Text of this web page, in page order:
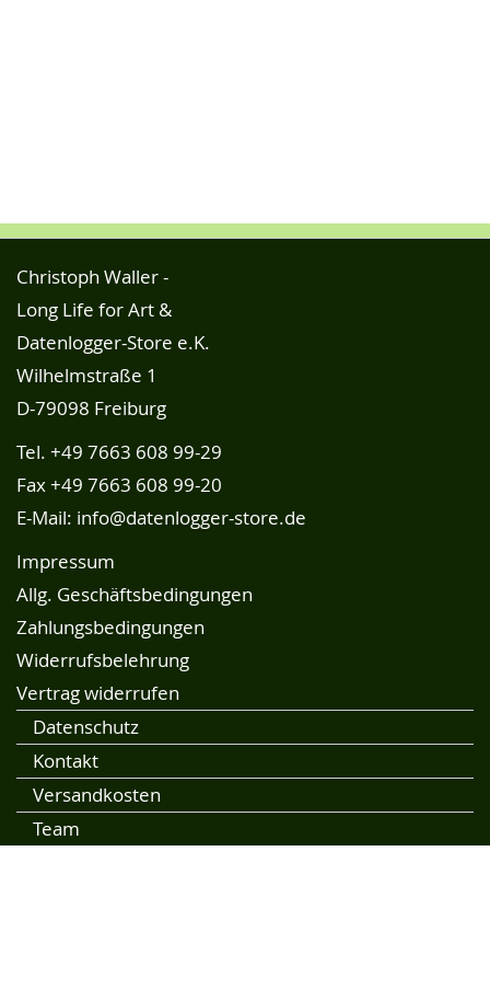
Christoph Waller -
Long Life for Art &
Datenlogger-Store e.K.
Wilhelmstraße 1
D-79098 Freiburg
Tel. +49 7663 608 99-29
Fax +49 7663 608 99-20
E-Mail: info@datenlogger-store.de
Impressum
Allg. Geschäftsbedingungen
Zahlungsbedingungen
Widerrufsbelehrung
Vertrag widerrufen
Datenschutz
Kontakt
Versandkosten
Team